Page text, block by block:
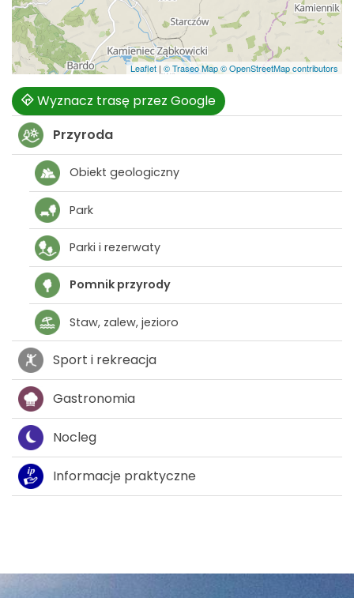
Leaflet | © Traseo Map© OpenStreetMap contributors
Wyznacz trasę przez Google
Przyroda
Obiekt geologiczny
Park
Parki i rezerwaty
Pomnik przyrody
Staw, zalew, jezioro
Sport i rekreacja
Gastronomia
Nocleg
Informacje praktyczne